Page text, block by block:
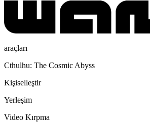
araçları
Cthulhu: The Cosmic Abyss
Kişiselleştir
Yerleşim
Video Kırpma